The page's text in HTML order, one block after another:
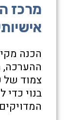
מרכז
הכנה
ההערכה,
צמוד של
בנוי